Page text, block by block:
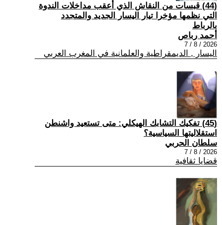
(44) قبسات من النقاش الذي أعقب مداخلات الندوة
التي نظمها مؤخرا تيار اليسار الجديد والمتجدد
بالرباط
أحمد رباص
2026 / 8 / 7
اليسار , الديمقراطية والعلمانية في المغرب العربي
(45) تفكيك التشابك الهيكلي: متى تستعيد واشنطن
استقلاليتها السياسية؟
سلطان الحربي
2026 / 8 / 7
قضايا ثقافية